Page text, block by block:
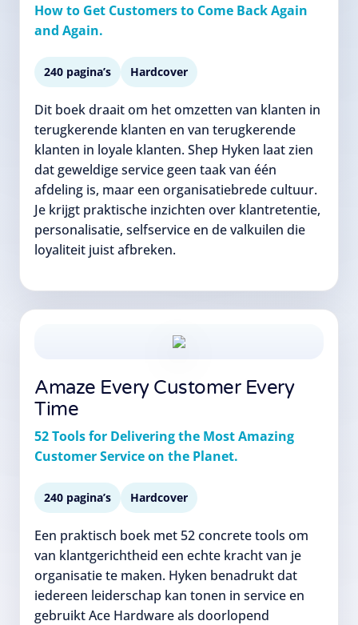
How to Get Customers to Come Back Again
and Again.
240 pagina’s Hardcover
Dit boek draait om het omzetten van klanten in
terugkerende klanten en van terugkerende
klanten in loyale klanten. Shep Hyken laat zien
dat geweldige service geen taak van één
afdeling is, maar een organisatiebrede cultuur.
Je krijgt praktische inzichten over klantretentie,
personalisatie, selfservice en de valkuilen die
loyaliteit juist afbreken.
Amaze Every Customer Every
Time
52 Tools for Delivering the Most Amazing
Customer Service on the Planet.
240 pagina’s Hardcover
Een praktisch boek met 52 concrete tools om
van klantgerichtheid een echte kracht van je
organisatie te maken. Hyken benadrukt dat
iedereen leiderschap kan tonen in service en
gebruikt Ace Hardware als doorlopend